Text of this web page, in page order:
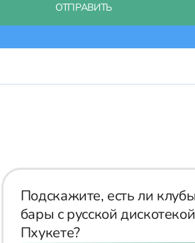
ОТПРАВИТЬ
Подскажите, есть ли
бары с русской
Пхукете?